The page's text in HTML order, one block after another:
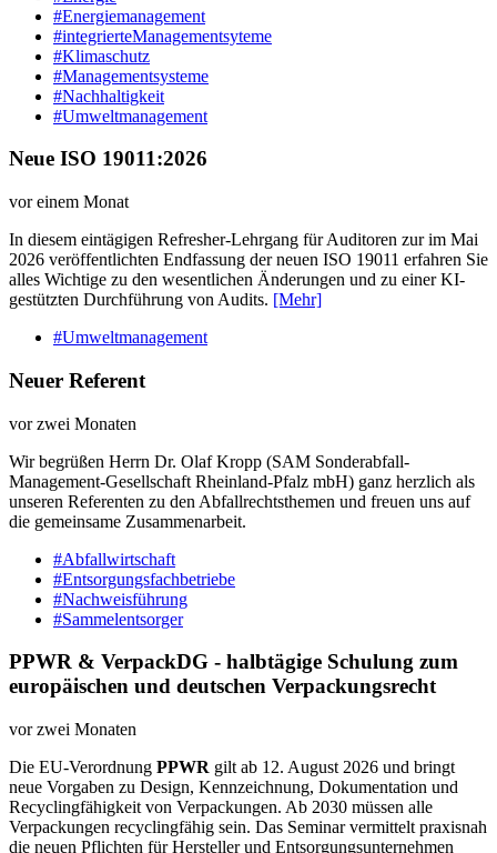
#Energiemanagement
#integrierteManagementsyteme
#Klimaschutz
#Managementsysteme
#Nachhaltigkeit
#Umweltmanagement
Neue ISO 19011:2026
vor einem Monat
In diesem eintägigen Refresher-Lehrgang für Auditoren zur im Mai
2026 veröffentlichten Endfassung der neuen ISO 19011 erfahren Sie
alles Wichtige zu den wesentlichen Änderungen und zu einer KI-
gestützten Durchführung von Audits. [Mehr]
#Umweltmanagement
Neuer Referent
vor zwei Monaten
Wir begrüßen Herrn Dr. Olaf Kropp (SAM Sonderabfall-
Management-Gesellschaft Rheinland-Pfalz mbH) ganz herzlich als
unseren Referenten zu den Abfallrechtsthemen und freuen uns auf
die gemeinsame Zusammenarbeit.
#Abfallwirtschaft
#Entsorgungsfachbetriebe
#Nachweisführung
#Sammelentsorger
PPWR & VerpackDG - halbtägige Schulung zum
europäischen und deutschen Verpackungsrecht
vor zwei Monaten
Die EU-Verordnung PPWR gilt ab 12. August 2026 und bringt
neue Vorgaben zu Design, Kennzeichnung, Dokumentation und
Recyclingfähigkeit von Verpackungen. Ab 2030 müssen alle
Verpackungen recyclingfähig sein. Das Seminar vermittelt praxisnah
die neuen Pflichten für Hersteller und Entsorgungsunternehmen